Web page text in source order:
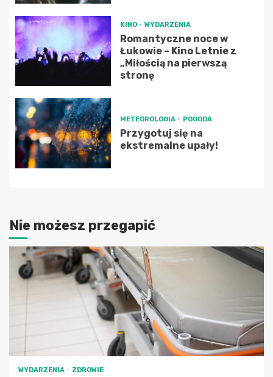
KINO WYDARZENIA
Romantyczne noce w
Łukowie – Kino Letnie z
„Miłością na pierwszą
stronę
METEOROLOGIA POGODA
Przygotuj się na
ekstremalne upały!
Nie możesz przegapić
WYDARZENIA ZDROWIE